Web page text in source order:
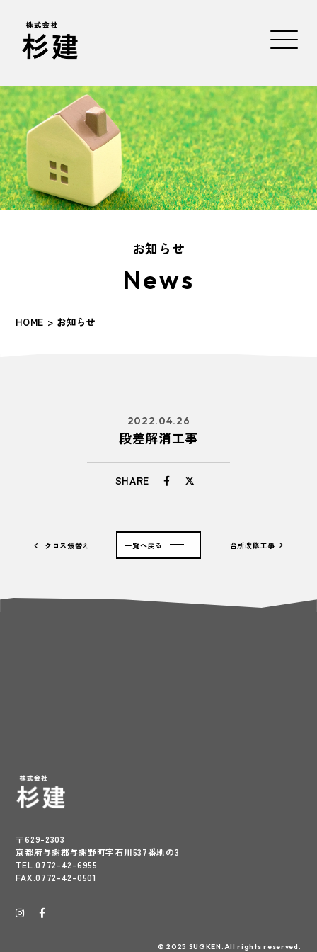
お知らせ
News
HOME > お知らせ
2022.04.26
段差解消工事
SHARE
クロス張替え 台所改修工事
一覧へ戻る
〒629-2303
京都府与謝郡与謝野町字石川537番地の3
TEL.0772-42-6955
FAX.0772-42-0501
© 2025 SUGKEN.All rights reserved.